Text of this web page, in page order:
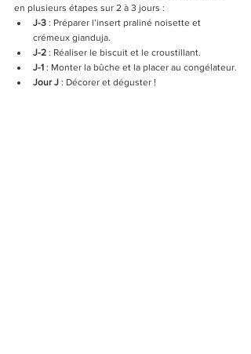
en plusieurs étapes sur 2 à 3 jours :
J-3 : Préparer l’insert praliné noisette et
crémeux gianduja.
J-2 : Réaliser le biscuit et le croustillant.
J-1 : Monter la bûche et la placer au congélateur.
Jour J : Décorer et déguster !